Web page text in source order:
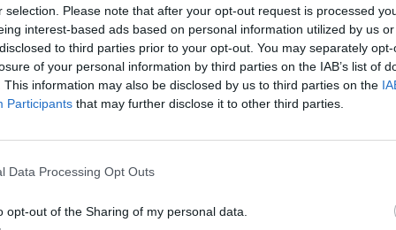
selection. Please note that after your opt-out request is processed
interest-based ads based on personal information utilized by us
to third parties prior to your opt-out. You may separately
of your personal information by third parties on the IAB’s list of
This information may also be disclosed by us to third parties on the
Participants that may further disclose it to other third parties.
Data Processing Opt Outs
opt-out of the Sharing of my personal data.